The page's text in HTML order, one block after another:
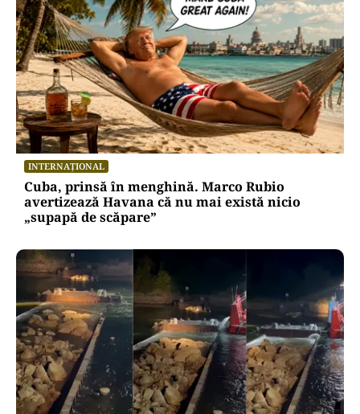
POLITICĂ
Presiune pe Nicușor Dan din partea PNL.
Liberalii cer desemnarea de urgență a unui nou
premier: „Trebuie să iasă fum alb de la
Cotroceni!”
INTERNAȚIONAL